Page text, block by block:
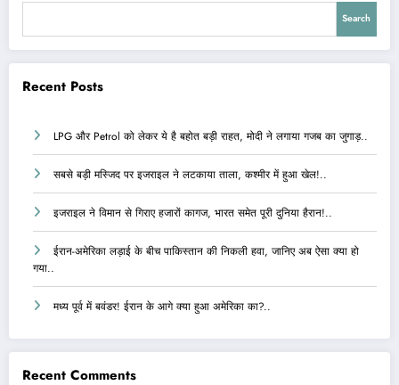
Search
Recent Posts
LPG और Petrol को लेकर ये है बहोत बड़ी राहत, मोदी ने लगाया गजब का जुगाड़..
सबसे बड़ी मस्जिद पर इजराइल ने लटकाया ताला, कश्मीर में हुआ खेल!..
इजराइल ने विमान से गिराए हजारों कागज, भारत समेत पूरी दुनिया हैरान!..
ईरान-अमेरिका लड़ाई के बीच पाकिस्तान की निकली हवा, जानिए अब ऐसा क्या हो
गया..
मध्य पूर्व में बवंडर! ईरान के आगे क्या हुआ अमेरिका का?..
Recent Comments